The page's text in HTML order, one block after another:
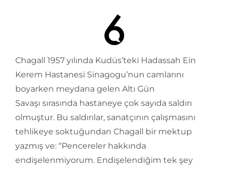
Chagall 1957 yılında Kudüs’teki Hadassah Ein
Kerem Hastanesi Sinagogu’nun camlarını
boyarken meydana gelen Altı Gün
Savaşı sırasında hastaneye çok sayıda saldırı
olmuştur. Bu saldırılar, sanatçının çalışmasını
tehlikeye soktuğundan Chagall bir mektup
yazmış ve: “Pencereler hakkında
endişelenmiyorum. Endişelendiğim tek şey